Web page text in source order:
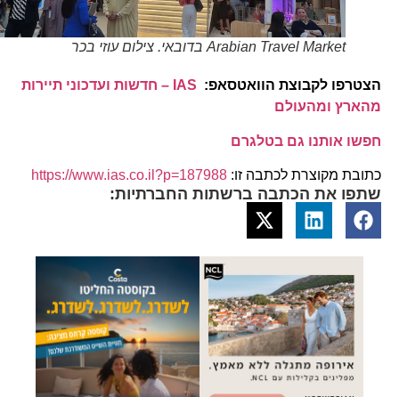
Arabian Travel Market בדובאי. צילום עוזי בכר
הצטרפו לקבוצת הוואטסאפ:
IAS – חדשות ועדכוני תיירות
מהארץ ומהעולם
חפשו אותנו גם בטלגרם
כתובת מקוצרת לכתבה זו: https://www.ias.co.il?p=187988
שתפו את הכתבה ברשתות החברתיות: